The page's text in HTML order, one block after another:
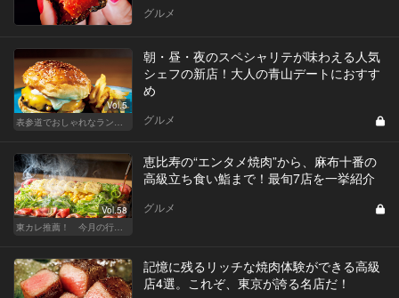
グルメ
Vol.5
表参道でおしゃれなランチ女子会
朝・昼・夜のスペシャリテが味わえる人気
シェフの新店！大人の青山デートにおすす
め
グルメ
Vol.58
東カレ推薦！ 今月の行くべき店
恵比寿の“エンタメ焼肉”から、麻布十番の
高級立ち食い鮨まで！最旬7店を一挙紹介
グルメ
記憶に残るリッチな焼肉体験ができる高級
店4選。これぞ、東京が誇る名店だ！